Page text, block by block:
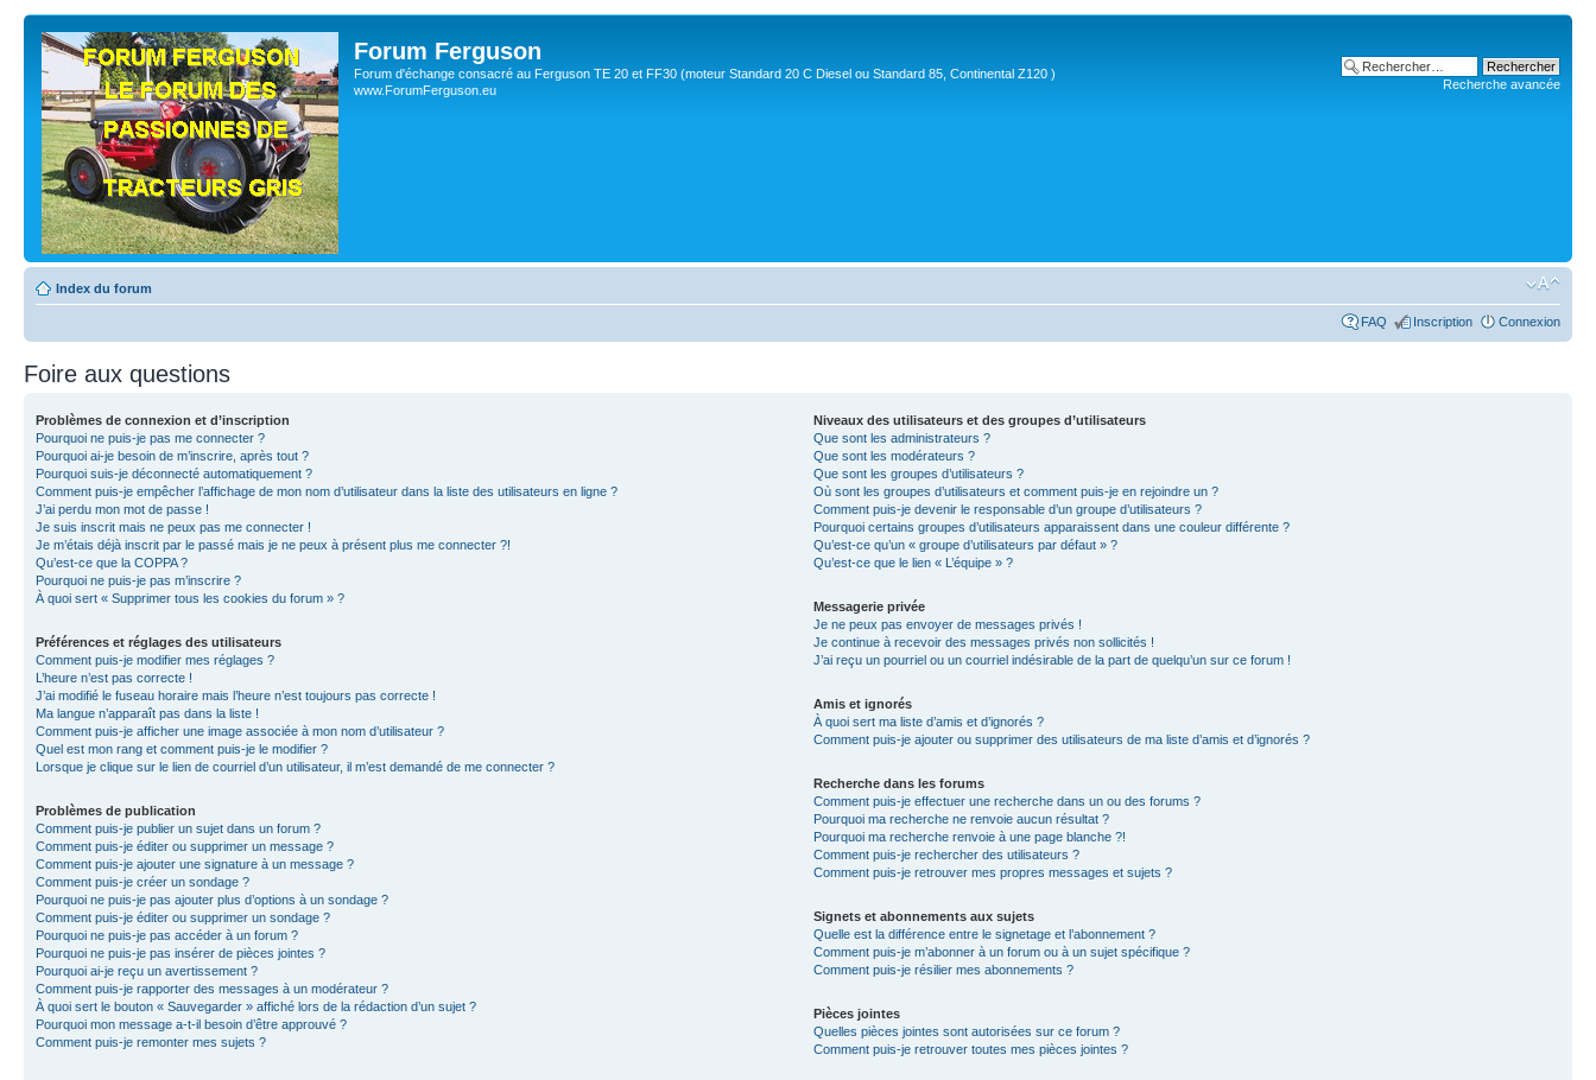
Forum Ferguson
Forum d'échange consacré au Ferguson TE 20 et FF30 (moteur Standard 20 C Diesel ou Standard 85, Continental Z120 )
www.ForumFerguson.eu
Recherche avancée
Index du forum
FAQ Inscription Connexion
Foire aux questions
Problèmes de connexion et d’inscription
Pourquoi ne puis-je pas me connecter ?
Pourquoi ai-je besoin de m’inscrire, après tout ?
Pourquoi suis-je déconnecté automatiquement ?
Comment puis-je empêcher l’affichage de mon nom d’utilisateur dans la liste des utilisateurs en ligne ?
J’ai perdu mon mot de passe !
Je suis inscrit mais ne peux pas me connecter !
Je m’étais déjà inscrit par le passé mais je ne peux à présent plus me connecter ?!
Qu’est-ce que la COPPA ?
Pourquoi ne puis-je pas m’inscrire ?
À quoi sert « Supprimer tous les cookies du forum » ?
Préférences et réglages des utilisateurs
Comment puis-je modifier mes réglages ?
L’heure n’est pas correcte !
J’ai modifié le fuseau horaire mais l’heure n’est toujours pas correcte !
Ma langue n’apparaît pas dans la liste !
Comment puis-je afficher une image associée à mon nom d’utilisateur ?
Quel est mon rang et comment puis-je le modifier ?
Lorsque je clique sur le lien de courriel d’un utilisateur, il m’est demandé de me connecter ?
Problèmes de publication
Comment puis-je publier un sujet dans un forum ?
Comment puis-je éditer ou supprimer un message ?
Comment puis-je ajouter une signature à un message ?
Comment puis-je créer un sondage ?
Pourquoi ne puis-je pas ajouter plus d’options à un sondage ?
Comment puis-je éditer ou supprimer un sondage ?
Pourquoi ne puis-je pas accéder à un forum ?
Pourquoi ne puis-je pas insérer de pièces jointes ?
Pourquoi ai-je reçu un avertissement ?
Comment puis-je rapporter des messages à un modérateur ?
À quoi sert le bouton « Sauvegarder » affiché lors de la rédaction d’un sujet ?
Pourquoi mon message a-t-il besoin d’être approuvé ?
Comment puis-je remonter mes sujets ?
Niveaux des utilisateurs et des groupes d’utilisateurs
Que sont les administrateurs ?
Que sont les modérateurs ?
Que sont les groupes d’utilisateurs ?
Où sont les groupes d’utilisateurs et comment puis-je en rejoindre un ?
Comment puis-je devenir le responsable d’un groupe d’utilisateurs ?
Pourquoi certains groupes d’utilisateurs apparaissent dans une couleur différente ?
Qu’est-ce qu’un « groupe d’utilisateurs par défaut » ?
Qu’est-ce que le lien « L’équipe » ?
Messagerie privée
Je ne peux pas envoyer de messages privés !
Je continue à recevoir des messages privés non sollicités !
J’ai reçu un pourriel ou un courriel indésirable de la part de quelqu’un sur ce forum !
Amis et ignorés
À quoi sert ma liste d’amis et d’ignorés ?
Comment puis-je ajouter ou supprimer des utilisateurs de ma liste d’amis et d’ignorés ?
Recherche dans les forums
Comment puis-je effectuer une recherche dans un ou des forums ?
Pourquoi ma recherche ne renvoie aucun résultat ?
Pourquoi ma recherche renvoie à une page blanche ?!
Comment puis-je rechercher des utilisateurs ?
Comment puis-je retrouver mes propres messages et sujets ?
Signets et abonnements aux sujets
Quelle est la différence entre le signetage et l’abonnement ?
Comment puis-je m’abonner à un forum ou à un sujet spécifique ?
Comment puis-je résilier mes abonnements ?
Pièces jointes
Quelles pièces jointes sont autorisées sur ce forum ?
Comment puis-je retrouver toutes mes pièces jointes ?